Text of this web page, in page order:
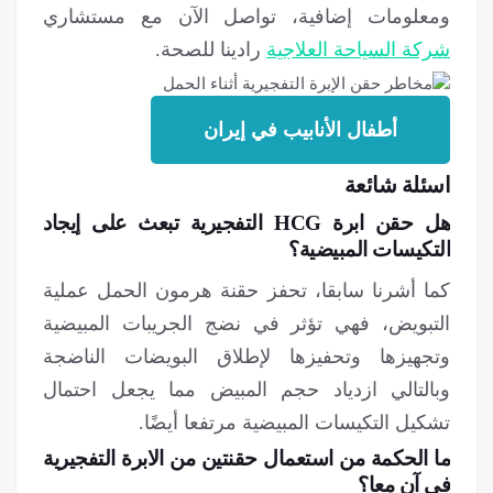
ومعلومات إضافية، تواصل الآن مع مستشاري
شركة السياحة العلاجية رادینا للصحة.
أطفال الأنابيب في إيران
اسئلة شائعة
هل حقن ابرة HCG التفجیریة تبعث على إيجاد
التكيسات المبيضية؟
كما أشرنا سابقا، تحفز حقنة هرمون الحمل عملية
التبويض، فهي تؤثر في نضج الجريبات المبيضية
وتجهيزها وتحفيزها لإطلاق البويضات الناضجة
وبالتالي ازدياد حجم المبيض مما يجعل احتمال
تشكيل التكيسات المبيضية مرتفعا أيضًا.
ما الحكمة من استعمال حقنتين من الابرة التفجيرية
في آن معا؟